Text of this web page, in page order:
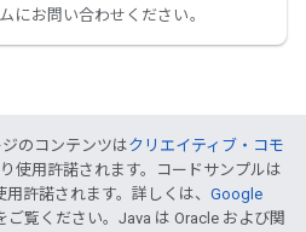
にお問い合わせください。
のコンテンツはクリエイティブ・コモ
使用許諾されます。コードサンプルは
用許諾されます。詳しくは、 Google
ご覧ください。Java は Oracle および関